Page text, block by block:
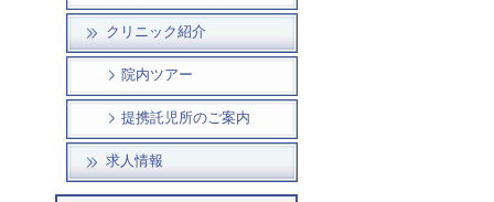
クリニック紹介
院内ツアー
提携託児所のご案内
求人情報